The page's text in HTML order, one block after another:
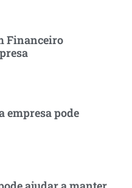
Financeiro
empresa pode